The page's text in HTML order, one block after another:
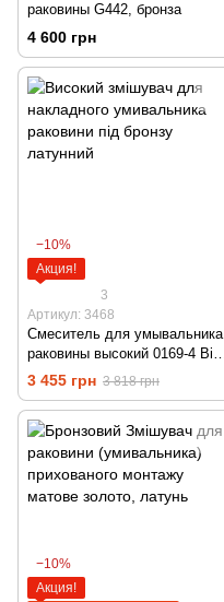
раковины G442, бронза
4 600 грн
−10%
Акция!
3
Артикул: 3468
Смеситель для умывальника
раковины высокий 0169-4 Big
бронза
3 455 грн 3 818 грн
−10%
Акция!